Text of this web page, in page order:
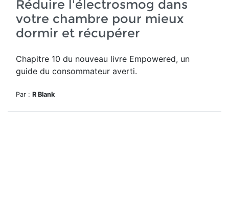
Réduire l'électrosmog dans
votre chambre pour mieux
dormir et récupérer
Chapitre 10 du nouveau livre Empowered, un
guide du consommateur averti.
Par : R Blank